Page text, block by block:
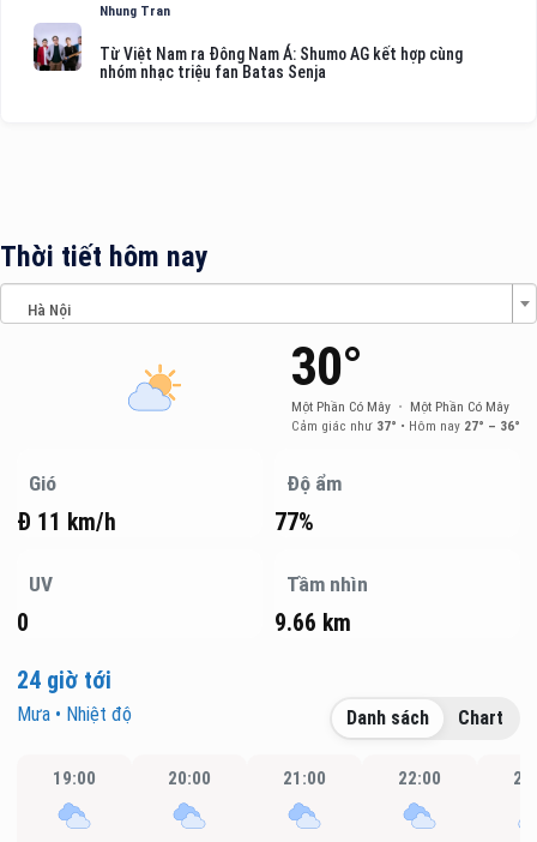
Nhung Tran
Từ Việt Nam ra Đông Nam Á: Shumo AG kết hợp cùng
nhóm nhạc triệu fan Batas Senja
Thời tiết hôm nay
Hà Nội
30°
Một Phần Có Mây • Một Phần Có Mây
Cảm giác như 37° • Hôm nay 27° – 36°
Gió
Đ 11 km/h
Độ ẩm
77%
UV
0
Tầm nhìn
9.66 km
24 giờ tới
Mưa • Nhiệt độ Danh sách Chart
19:00 20:00 21:00 22:00